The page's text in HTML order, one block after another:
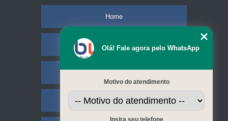
Home
Empresa
Serviços
Olá! Fale agora pelo WhatsApp
Motivo do atendimento
Insira seu telefone